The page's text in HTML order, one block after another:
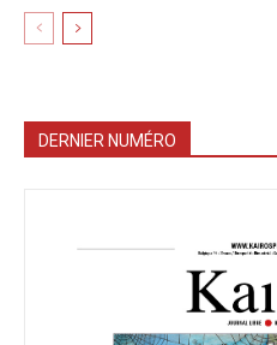
DERNIER NUMÉRO